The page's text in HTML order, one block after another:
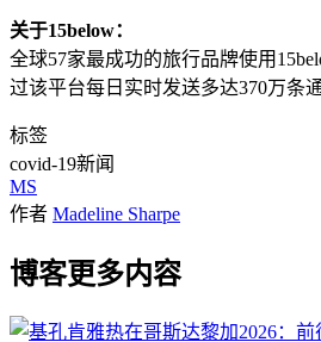
关于15below：
全球57家最成功的旅行品牌使用
过该平台每日实时发送多达370万条
标签
covid-19新闻
MS
作者 Madeline Sharpe
博客更多内容